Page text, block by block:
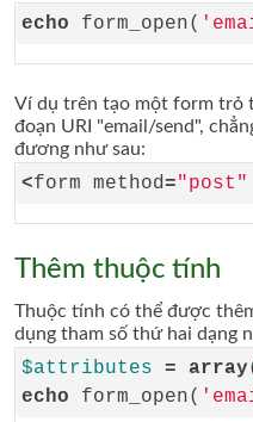
echo form_open(
Ví dụ trên tạo một form trỏ
đoạn URI "email/send",
đương như sau:
<form method="post"
Thêm thuộc tính
Thuộc tính có thể được
dụng tham số thứ hai dạng
$attributes = array
echo form_open(